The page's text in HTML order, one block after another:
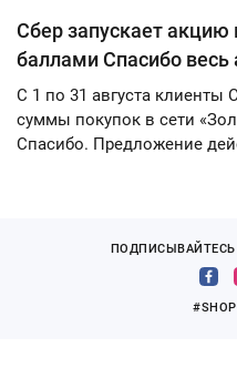
Сбер запускает акцию
баллами Спасибо весь
С 1 по 31 августа клиенты
суммы покупок в сети
Спасибо. Предложение